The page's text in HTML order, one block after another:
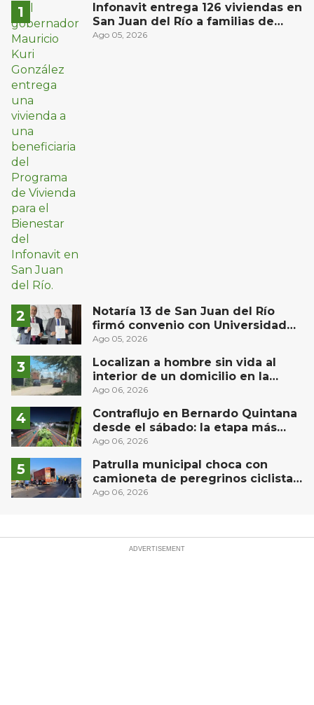
Infonavit entrega 126 viviendas en
San Juan del Río a familias de
bajos ingresos
Ago 05, 2026
Notaría 13 de San Juan del Río
firmó convenio con Universidad
Privada del Bajío para recibir
Ago 05, 2026
Localizan a hombre sin vida al
interior de un domicilio en la
comunidad El Rodeo, San Juan del
Ago 06, 2026
Contraflujo en Bernardo Quintana
desde el sábado: la etapa más
compleja del operativo vial
Ago 06, 2026
Patrulla municipal choca con
camioneta de peregrinos ciclistas
en la autopista México-Querétaro
Ago 06, 2026